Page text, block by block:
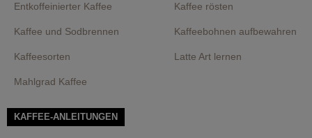
Entkoffeinierter Kaffee Kaffee rösten
Kaffee und Sodbrennen Kaffeebohnen aufbewahren
Kaffeesorten Latte Art lernen
Mahlgrad Kaffee
KAFFEE-ANLEITUNGEN